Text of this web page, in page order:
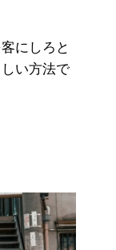
にしろと
い方法で